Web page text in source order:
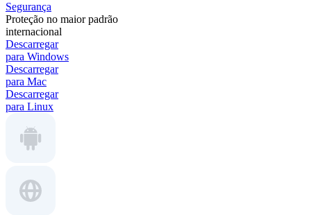
Segurança
Proteção no maior padrão
internacional
Descarregar
para Windows
Descarregar
para Mac
Descarregar
para Linux